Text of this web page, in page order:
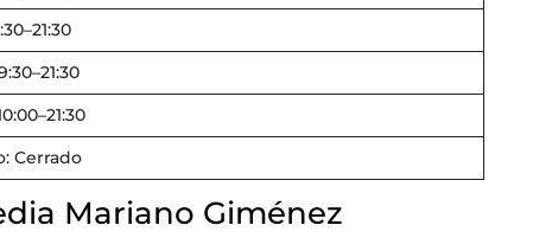
Cerrado
Mariano Giménez